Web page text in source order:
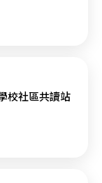
校社區共讀站